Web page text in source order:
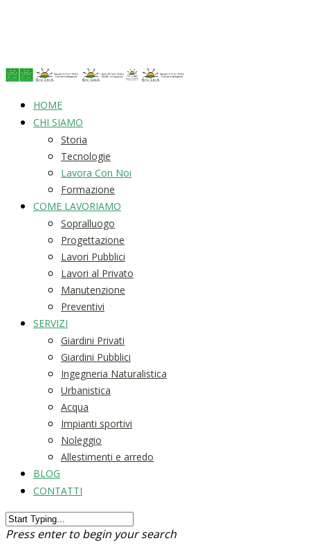
HOME
CHI SIAMO
Storia
Tecnologie
Lavora Con Noi
Formazione
COME LAVORIAMO
Sopralluogo
Progettazione
Lavori Pubblici
Lavori al Privato
Manutenzione
Preventivi
SERVIZI
Giardini Privati
Giardini Pubblici
Ingegneria Naturalistica
Urbanistica
Acqua
Impianti sportivi
Noleggio
Allestimenti e arredo
BLOG
CONTATTI
Press enter to begin your search